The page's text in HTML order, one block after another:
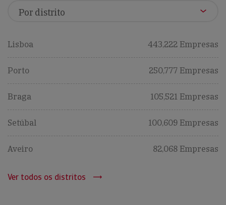
Lisboa 443,222 Empresas
Porto 250,777 Empresas
Braga 105,521 Empresas
Setúbal 100,609 Empresas
Aveiro 82,068 Empresas
Ver todos os distritos